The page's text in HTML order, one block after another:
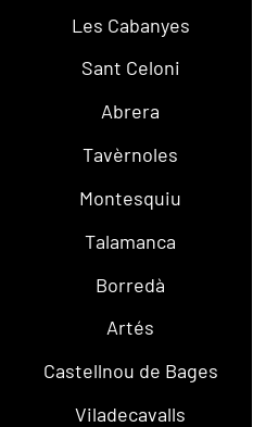
Les Cabanyes
Sant Celoni
Abrera
Tavèrnoles
Montesquiu
Talamanca
Borredà
Artés
Castellnou de Bages
Viladecavalls